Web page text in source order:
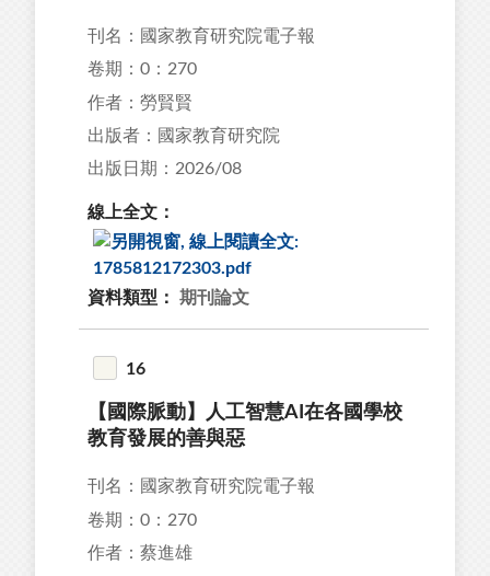
刊名：國家教育研究院電子報
卷期：0：270
作者：勞賢賢
出版者：國家教育研究院
出版日期：2026/08
線上全文：
資料類型： 期刊論文
16
【國際脈動】人工智慧AI在各國學校
教育發展的善與惡
刊名：國家教育研究院電子報
卷期：0：270
作者：蔡進雄